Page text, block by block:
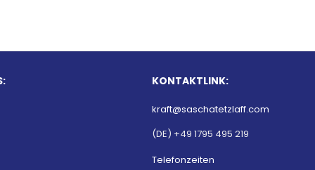
KONTAKTLINK:
kraft@saschatetzlaff.com
(DE) +49 1795 495 219
Telefonzeiten